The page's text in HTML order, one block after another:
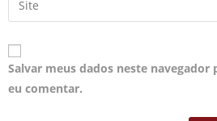
Salvar meus dados neste navegador
eu comentar.